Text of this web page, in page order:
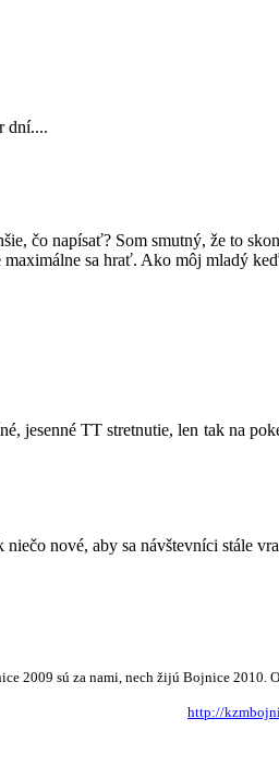
dní....
čo napísať? Som smutný, že to
sa hrať. Ako môj mladý
jesenné TT stretnutie, len tak na
nové, aby sa návštevníci stále
2009 sú za nami, nech žijú Bojnice 2010.
http://